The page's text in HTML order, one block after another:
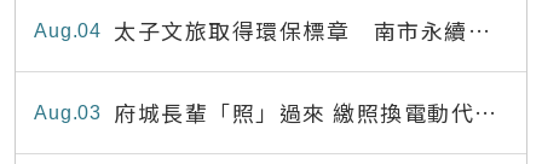
04
Aug
太子文旅取得環保標章 南市永續旅
宿達22家
03
Aug
府城長輩「照」過來 繳照換電動代步
最高補助8,000元